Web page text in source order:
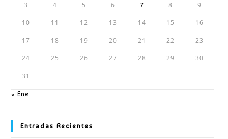
3 4 5 6 7 8 9
10 11 12 13 14 15 16
17 18 19 20 21 22 23
24 25 26 27 28 29 30
31
« Ene
Entradas Recientes